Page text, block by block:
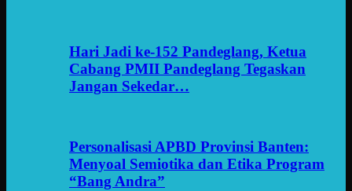
Hari Jadi ke-152 Pandeglang, Ketua
Cabang PMII Pandeglang Tegaskan
Jangan Sekedar…
Personalisasi APBD Provinsi Banten:
Menyoal Semiotika dan Etika Program
“Bang Andra”